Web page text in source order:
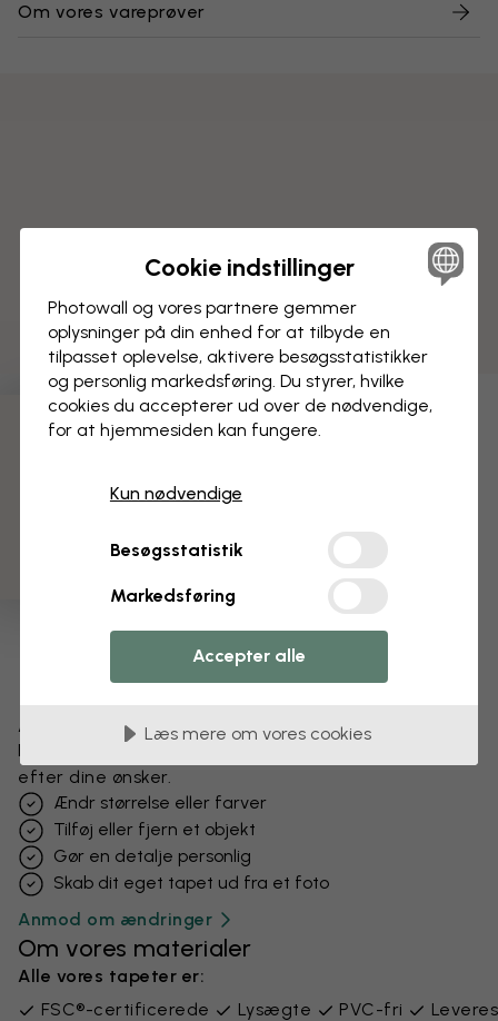
Om vores vareprøver
Ændr dit tapet
Få et unikt look – vores designteam tilpasser motivet
efter dine ønsker.
Ændr størrelse eller farver
Tilføj eller fjern et objekt
Gør en detalje personlig
Skab dit eget tapet ud fra et foto
Anmod om ændringer
Om vores materialer
Alle vores tapeter er:
FSC®-certificerede
Lysægte PVC-fri
Leveres
Cookie indstillinger
Photowall og vores partnere gemmer
oplysninger på din enhed for at tilbyde en
tilpasset oplevelse, aktivere besøgs­statistikker
og personlig markedsføring. Du styrer, hvilke
cookies du accepterer ud over de nødvendige,
for at hjemmesiden kan fungere.
Kun nødvendige
Besøgsstatistik
Markedsføring
Accepter alle
Læs mere om vores cookies